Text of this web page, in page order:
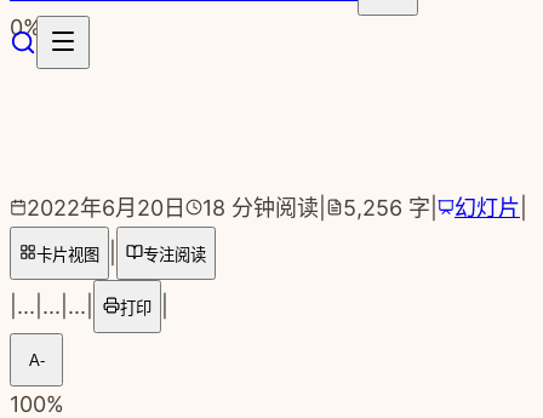
跳转到主要内容
0%
2022年6月20日 18 分钟阅读 5,256 字 幻灯片
卡片视图 专注阅读
... ... ... 打印
A-
100%